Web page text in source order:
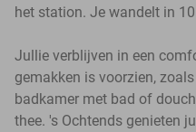
het station. Je wandelt in
Jullie verblijven in een
gemakken is voorzien,
badkamer met bad of
thee. 's Ochtends genieten